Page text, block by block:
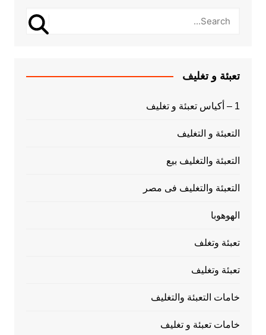
تعبئة و تغليف
1 – أكياس تعبئة و تغليف
التعبئة و التغليف
التعبئة والتغليف بيع
التعبئة والتغليف فى مصر
الهوهوبا
تعبئة وتغلف
تعبئة وتغليف
خامات التعبئة والتغليف
خامات تعبئة و تغليف